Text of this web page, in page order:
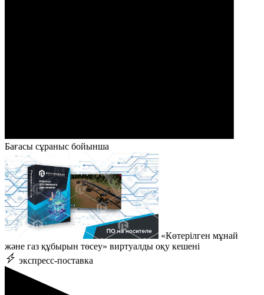
Бағасы сұраныс бойынша
«Көтерілген мұнай
және газ құбырын төсеу» виртуалды оқу кешені
экспресс-поставка